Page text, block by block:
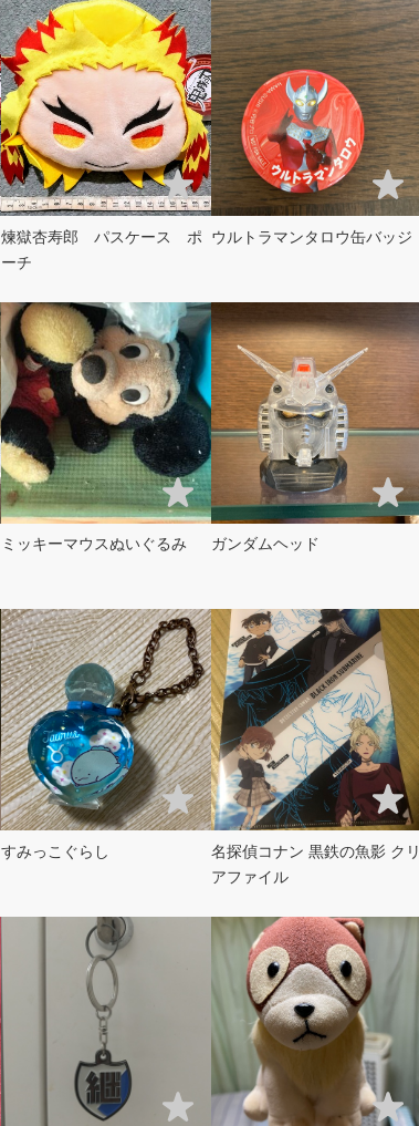
煉獄杏寿郎 パスケース ポ
ーチ
ウルトラマンタロウ缶バッジ
ミッキーマウスぬいぐるみ ガンダムヘッド
すみっこぐらし
名探偵コナン 黒鉄の魚影 クリ
アファイル